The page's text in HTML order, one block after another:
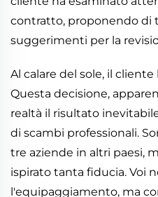
contratto, proponendo di
suggerimenti per la
Al calare del sole, il
Questa decisione,
realtà il risultato
di scambi professionali.
tre aziende in altri paesi,
ispirato tanta fiducia. Voi
l'equipaggiamento, ma